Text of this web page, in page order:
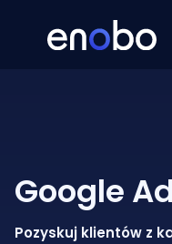
Google
Pozyskuj klientów z